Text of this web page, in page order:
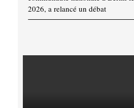
2026, a relancé un débat